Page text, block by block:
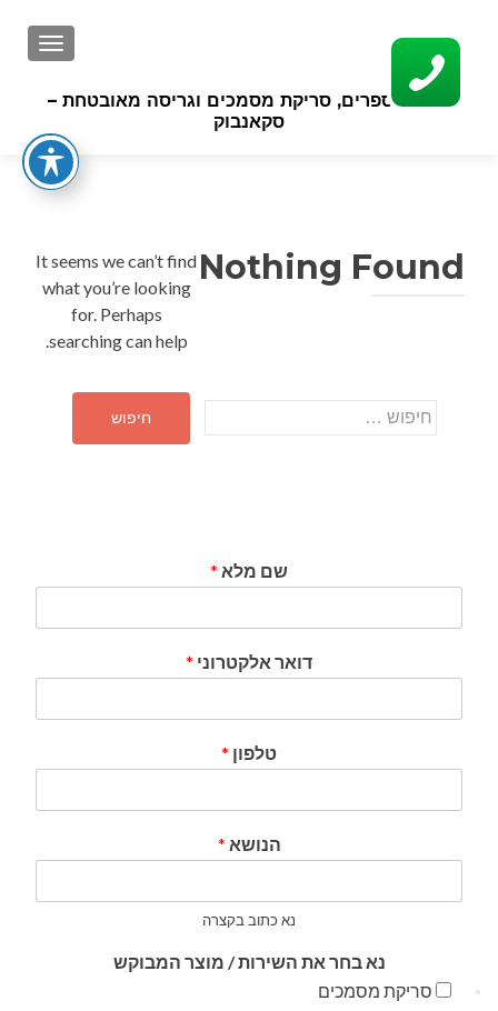
סריקת ספרים, סריקת מסמכים וגריסה מאובטחת –
סקאנבוק
Nothing Found
It seems we can’t find
what you’re looking
for. Perhaps
searching can help.
חיפוש:
שם מלא *
דואר אלקטרוני *
טלפון *
הנושא *
נא כתוב בקצרה
נא בחר את השירות / מוצר המבוקש
סריקת מסמכים